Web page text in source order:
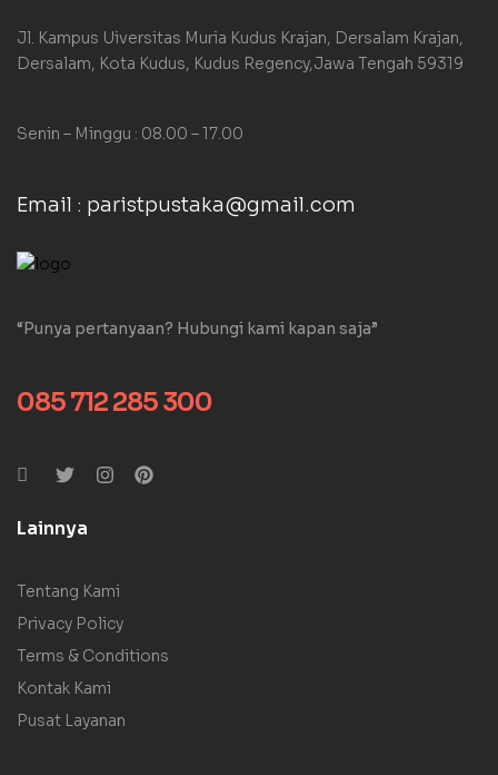
Jl. Kampus Uiversitas Muria Kudus Krajan, Dersalam Krajan,
Dersalam, Kota Kudus, Kudus Regency,Jawa Tengah 59319
Senin – Minggu : 08.00 – 17.00
Email : paristpustaka@gmail.com
“Punya pertanyaan? Hubungi kami kapan saja”
085 712 285 300
Lainnya
Tentang Kami
Privacy Policy
Terms & Conditions
Kontak Kami
Pusat Layanan